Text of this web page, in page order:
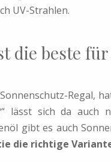
UV-Strahlen.
die beste
Regal,
lässt sich da auch
gibt es auch
die richtige